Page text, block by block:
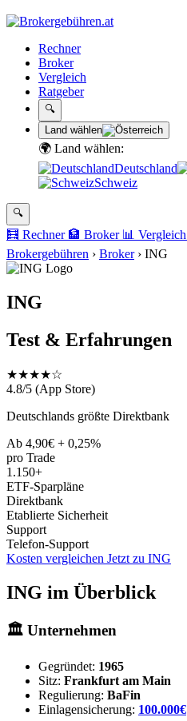
Rechner
Broker
Vergleich
Ratgeber
🔍
Land wählen
🌍 Land wählen:
Deutschland
Schweiz
🔍
🧮 Rechner 🏦 Broker 📊 Vergleich
Brokergebühren › Broker› ING
ING
Test & Erfahrungen
★★★★☆
4.8/5 (App Store)
Deutschlands größte Direktbank
Ab 4,90€ + 0,25%
pro Trade
1.150+
ETF-Sparpläne
Direktbank
Etablierte Sicherheit
Support
Telefon-Support
Kosten vergleichen Jetzt zu ING
ING im Überblick
🏛️ Unternehmen
Gegründet: 1965
Sitz: Frankfurt am Main
Regulierung: BaFin
Einlagensicherung: 100.000€